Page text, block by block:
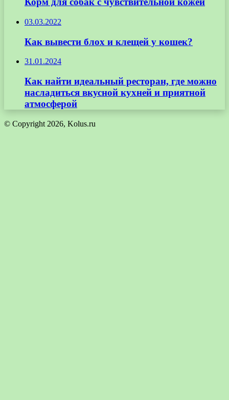
03.03.2022
Как вывести блох и клещей у кошек?
31.01.2024
Как найти идеальный ресторан, где можно
насладиться вкусной кухней и приятной
атмосферой
© Copyright 2026, Kolus.ru